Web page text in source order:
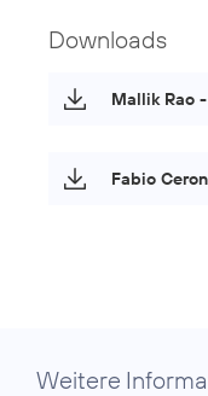
Downloads
Mallik Rao
Fabio
Weitere